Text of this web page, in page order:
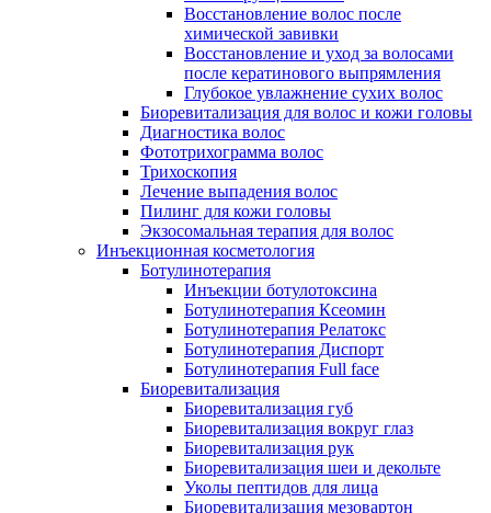
Восстановление волос после
химической завивки
Восстановление и уход за волосами
после кератинового выпрямления
Глубокое увлажнение сухих волос
Биоревитализация для волос и кожи головы
Диагностика волос
Фототрихограмма волос
Трихоскопия
Лечение выпадения волос
Пилинг для кожи головы
Экзосомальная терапия для волос
Инъекционная косметология
Ботулинотерапия
Инъекции ботулотоксина
Ботулинотерапия Ксеомин
Ботулинотерапия Релатокс
Ботулинотерапия Диспорт
Ботулинотерапия Full face
Биоревитализация
Биоревитализация губ
Биоревитализация вокруг глаз
Биоревитализация рук
Биоревитализация шеи и декольте
Уколы пептидов для лица
Биоревитализация мезовартон